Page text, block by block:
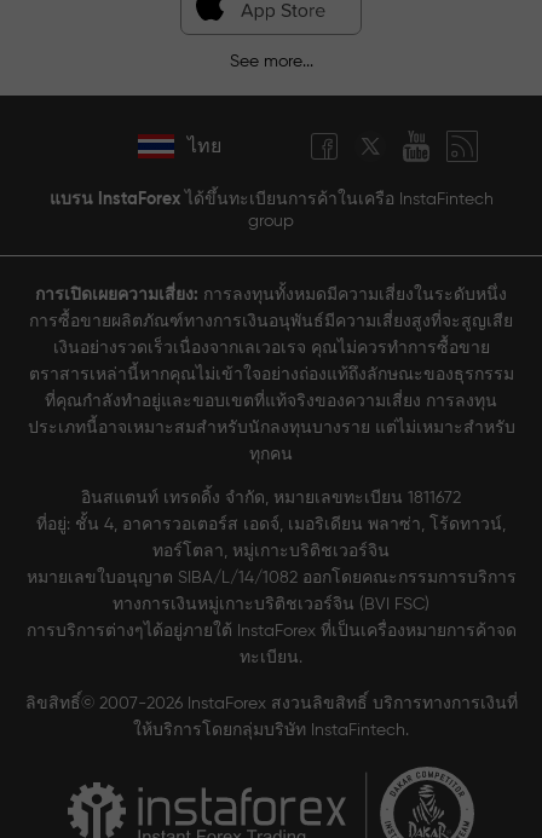
See more...
ไทย
แบรน InstaForexได้ขึ้นทะเบียนการค้าในเครือ InstaFintech
group
การเปิดเผยความเสี่ยง: การลงทุนทั้งหมดมีความเสี่ยงในระดับหนึ่ง
การซื้อขายผลิตภัณฑ์ทางการเงินอนุพันธ์มีความเสี่ยงสูงที่จะสูญเสีย
เงินอย่างรวดเร็วเนื่องจากเลเวอเรจ คุณไม่ควรทำการซื้อขาย
ตราสารเหล่านี้หากคุณไม่เข้าใจอย่างถ่องแท้ถึงลักษณะของธุรกรรม
ที่คุณกำลังทำอยู่และขอบเขตที่แท้จริงของความเสี่ยง การลงทุน
ประเภทนี้อาจเหมาะสมสำหรับนักลงทุนบางราย แต่ไม่เหมาะสำหรับ
ทุกคน
อินสแตนท์ เทรดดิ้ง จำกัด, หมายเลขทะเบียน 1811672
ที่อยู่: ชั้น 4, อาคารวอเตอร์ส เอดจ์, เมอริเดียน พลาซ่า, โร้ดทาวน์,
ทอร์โตลา, หมู่เกาะบริติชเวอร์จิน
หมายเลขใบอนุญาต SIBA/L/14/1082 ออกโดยคณะกรรมการบริการ
ทางการเงินหมู่เกาะบริติชเวอร์จิน (BVI FSC)
การบริการต่างๆได้อยู่ภายใต้ InstaForex ที่เป็นเครื่องหมายการค้าจด
ทะเบียน.
ลิขสิทธิ์© 2007-2026 InstaForex สงวนลิขสิทธิ์ บริการทางการเงินที่
ให้บริการโดยกลุ่มบริษัท InstaFintech.